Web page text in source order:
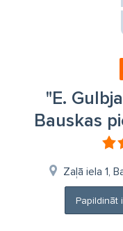
"E.
Bauskas
Zaļā iela 1,
Papildināt